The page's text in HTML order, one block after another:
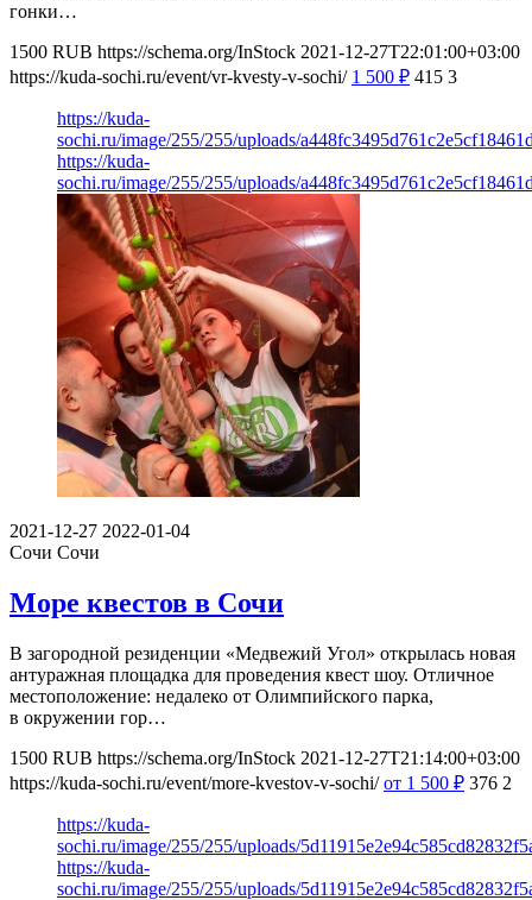
гонки…
1500 RUB https://schema.org/InStock 2021-12-27T22:01:00+03:00
https://kuda-sochi.ru/event/vr-kvesty-v-sochi/ 1 500 ₽ 415 3
https://kuda-
sochi.ru/image/255/255/uploads/
https://kuda-
sochi.ru/image/255/255/uploads/
2021-12-27 2022-01-04
Сочи Сочи
Море квестов в Сочи
В загородной резиденции «Медвежий Угол» открылась новая
антуражная площадка для проведения квест шоу. Отличное
местоположение: недалеко от Олимпийского парка,
в окружении гор…
1500 RUB https://schema.org/InStock 2021-12-27T21:14:00+03:00
https://kuda-sochi.ru/event/more-kvestov-v-sochi/ от 1 500 ₽ 376 2
https://kuda-
sochi.ru/image/255/255/uploads/
https://kuda-
sochi.ru/image/255/255/uploads/